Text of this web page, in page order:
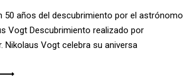
50 años del descubrimiento por el astrónomo
Vogt Descubrimiento realizado por
Nikolaus Vogt celebra su aniversa